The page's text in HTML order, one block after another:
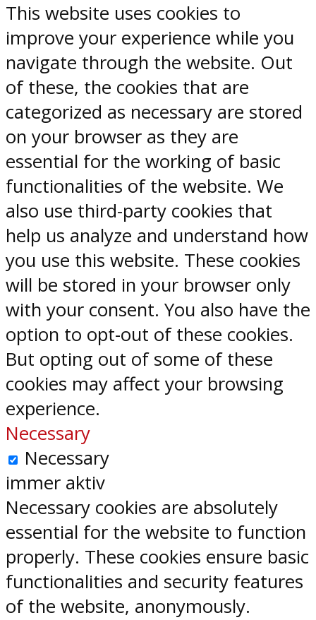
This website uses cookies to
improve your experience while you
navigate through the website. Out
of these, the cookies that are
categorized as necessary are stored
on your browser as they are
essential for the working of basic
functionalities of the website. We
also use third-party cookies that
help us analyze and understand how
you use this website. These cookies
will be stored in your browser only
with your consent. You also have the
option to opt-out of these cookies.
But opting out of some of these
cookies may affect your browsing
experience.
Necessary
Necessary
immer aktiv
Necessary cookies are absolutely
essential for the website to function
properly. These cookies ensure basic
functionalities and security features
of the website, anonymously.